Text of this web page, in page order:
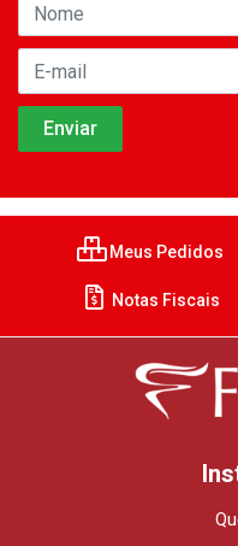
Meus Pedidos
Notas Fiscais